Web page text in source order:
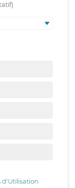
d'Utilisation